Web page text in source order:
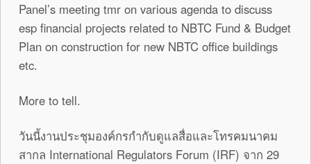
Panel’s meeting tmr on various agenda to discuss
esp financial projects related to NBTC Fund & Budget
Plan on construction for new NBTC office buildings
etc.
More to tell.
วันนี้งานประชุมองค์กรกำกับดูแลสื่อและโทรคมนาคม
สากล International Regulators Forum (IRF) จาก 29